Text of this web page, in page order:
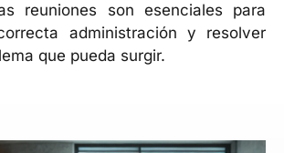
reuniones son esenciales para
administración y resolver
que pueda surgir.